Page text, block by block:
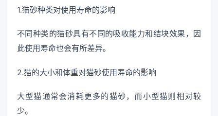
1.猫砂种类对使用寿命的影响
不同种类的猫砂具有不同的吸收能力和结块效果，因
此使用寿命也会有所差异。
2.猫的大小和体重对猫砂使用寿命的影响
大型猫通常会消耗更多的猫砂，而小型猫则相对较
少。